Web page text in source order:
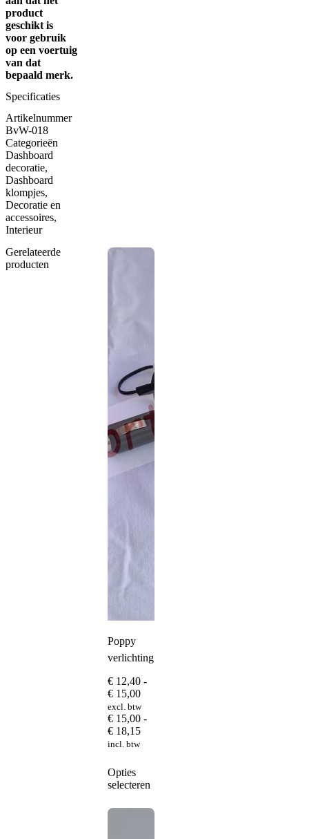
product
geschikt is
voor gebruik
op een voertuig
van dat
bepaald merk.
Specificaties
Artikelnummer
BvW-018
Categorieën
Dashboard
decoratie,
Dashboard
klompjes,
Decoratie en
accessoires,
Interieur
Gerelateerde
producten
Poppy
verlichting
€ 12,40 -
€ 15,00Prijsklasse:
€ 12,40
tot
€ 15,00
excl. btw
€ 15,00 -
€ 18,15Prijsklasse:
€ 15,00
incl. btw
Opties
selecteren
meerdere